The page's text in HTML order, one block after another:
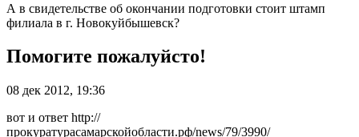
А в свидетельстве об окончании подготовки стоит штамп
филиала в г. Новокуйбышевск?
Помогите пожалуйсто!
08 дек 2012, 19:36
вот и ответ http://
прокуратурасамарскойобласти.рф/news/79/3990/